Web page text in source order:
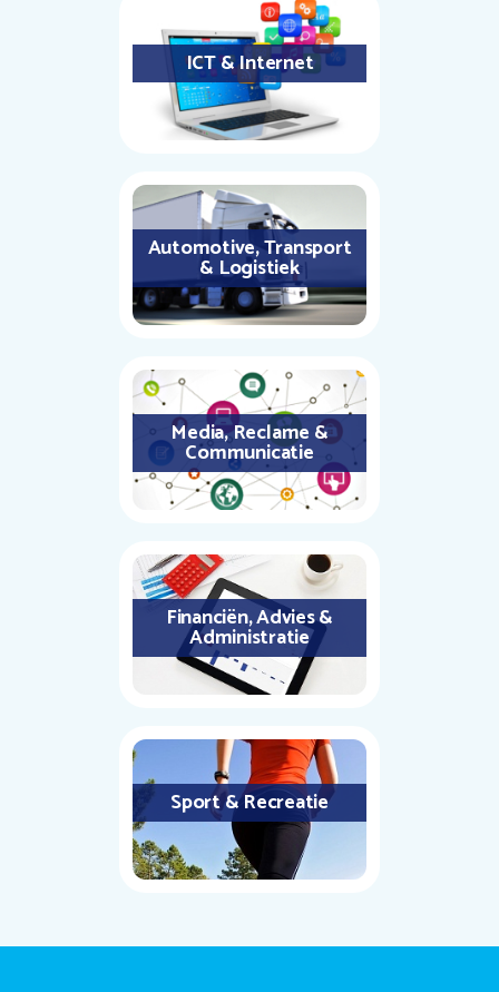
ICT & Internet
Automotive, Transport
& Logistiek
Media, Reclame &
Communicatie
Financiën, Advies &
Administratie
Sport & Recreatie